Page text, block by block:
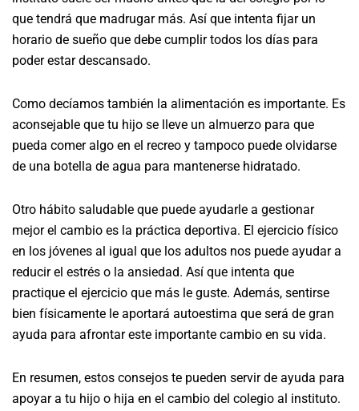
que tendrá que madrugar más. Así que intenta fijar un
horario de sueño que debe cumplir todos los días para
poder estar descansado.
Como decíamos también la alimentación es importante. Es
aconsejable que tu hijo se lleve un almuerzo para que
pueda comer algo en el recreo y tampoco puede olvidarse
de una botella de agua para mantenerse hidratado.
Otro hábito saludable que puede ayudarle a gestionar
mejor el cambio es la práctica deportiva. El ejercicio físico
en los jóvenes al igual que los adultos nos puede ayudar a
reducir el estrés o la ansiedad. Así que intenta que
practique el ejercicio que más le guste. Además, sentirse
bien físicamente le aportará autoestima que será de gran
ayuda para afrontar este importante cambio en su vida.
En resumen, estos consejos te pueden servir de ayuda para
apoyar a tu hijo o hija en el cambio del colegio al instituto.